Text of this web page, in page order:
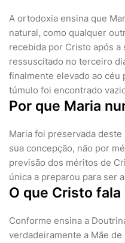
A ortodoxia ensina que
natural, como qualquer
recebida por Cristo após
ressuscitado no terceiro
finalmente elevado ao céu
túmulo foi encontrado
Por que Maria
Maria foi preservada
sua concepção, não por
previsão dos méritos de
única a preparou para ser
O que Cristo
Conforme ensina a
verdadeiramente a Mãe